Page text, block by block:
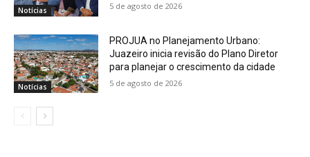
Notícias 5 de agosto de 2026
Notícias
PROJUA no Planejamento Urbano:
Juazeiro inicia revisão do Plano Diretor
para planejar o crescimento da cidade
5 de agosto de 2026